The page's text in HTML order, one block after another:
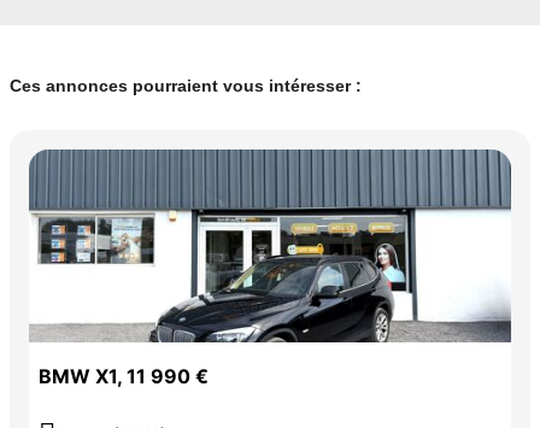
Ces annonces pourraient vous intéresser :
BMW X1, 11 990 €